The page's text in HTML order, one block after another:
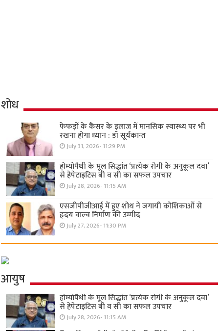
शोध
फेफड़ों के कैंसर के इलाज में मानसिक स्वास्थ्य पर भी
रखना होगा ध्यान : डॉ सूर्यकान्त
July 31, 2026- 11:29 PM
होम्योपैथी के मूल सिद्धांत ‘प्रत्येक रोगी केे अनुकूल दवा’
से हेपेटाइटिस बी व सी का सफल उपचार
July 28, 2026- 11:15 AM
एसजीपीजीआई में हुए शोध ने जगायी कोशिकाओं से
हृदय वाल्व निर्माण की उम्मीद
July 27, 2026- 11:30 PM
आयुष
होम्योपैथी के मूल सिद्धांत ‘प्रत्येक रोगी केे अनुकूल दवा’
से हेपेटाइटिस बी व सी का सफल उपचार
July 28, 2026- 11:15 AM